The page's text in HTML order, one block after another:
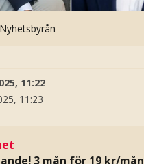
11:22
11:23
3 mån för 19 kr/mån